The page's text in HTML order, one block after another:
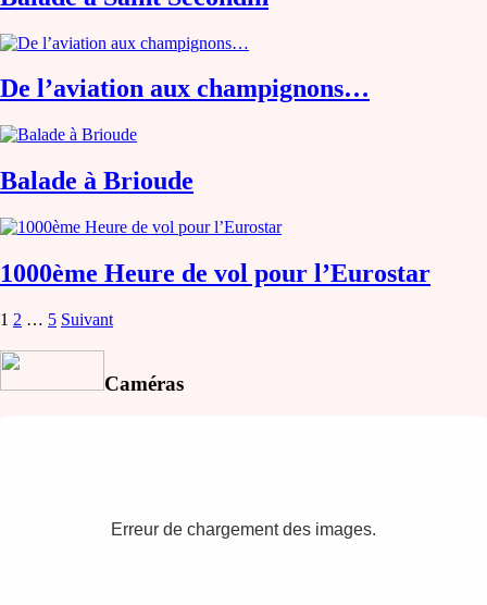
De l’aviation aux champignons…
Balade à Brioude
1000ème Heure de vol pour l’Eurostar
Pagination
des
publications
1 2 … 5 Suivant
Caméras
Erreur de chargement des images.